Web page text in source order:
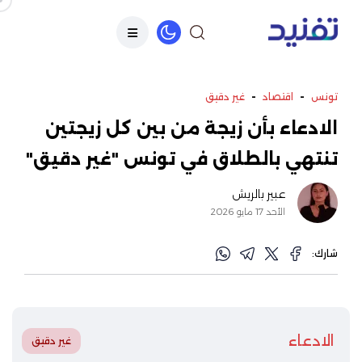
تونس - اقتصاد - غير دقيق
الادعاء بأن زيجة من بين كل زيجتين
تنتهي بالطلاق في تونس "غير دقيق"
عبير بالريش
الأحد 17 مايو 2026
شارك:
الادعاء غير دقيق